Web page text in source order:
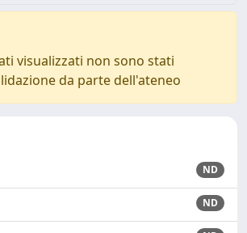
visualizzati non sono stati
da parte dell'ateneo
ND
ND